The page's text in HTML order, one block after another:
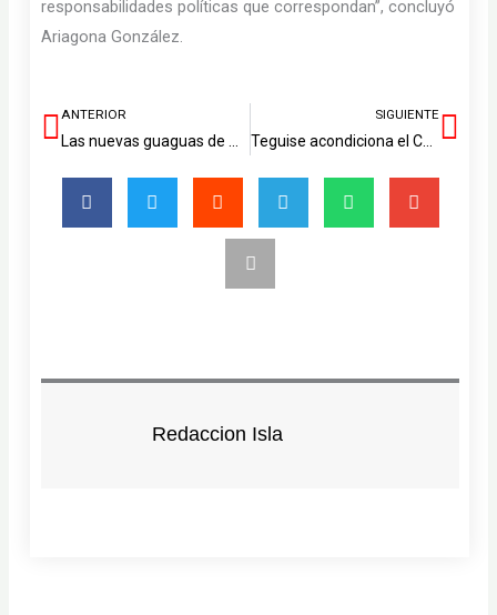
responsabilidades políticas que correspondan”, concluyó
Ariagona González.
Ant
ANTERIOR SIGUIENTE
Redaccion Isla